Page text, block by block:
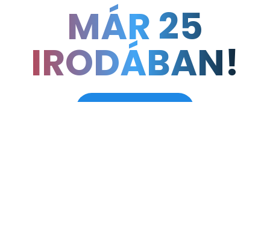
Ft + áfa
12
hónapra
79.900
Ft + áfa
hónapra
109.900
Ft + áfa
MÁR 25
IRODÁBAN!